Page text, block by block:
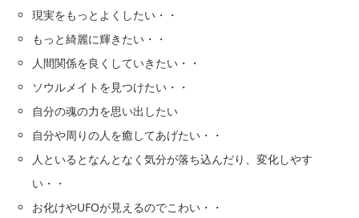
現実をもっとよくしたい・・
もっと綺麗に輝きたい・・
人間関係を良くしていきたい・・
ソウルメイトを見つけたい・・
自分の魂の力を思い出したい
自分や周りの人を癒してあげたい・・
人といるとなんとなく気分が落ち込んだり、変化しやす
い・・
お化けやUFOが見えるのでこわい・・